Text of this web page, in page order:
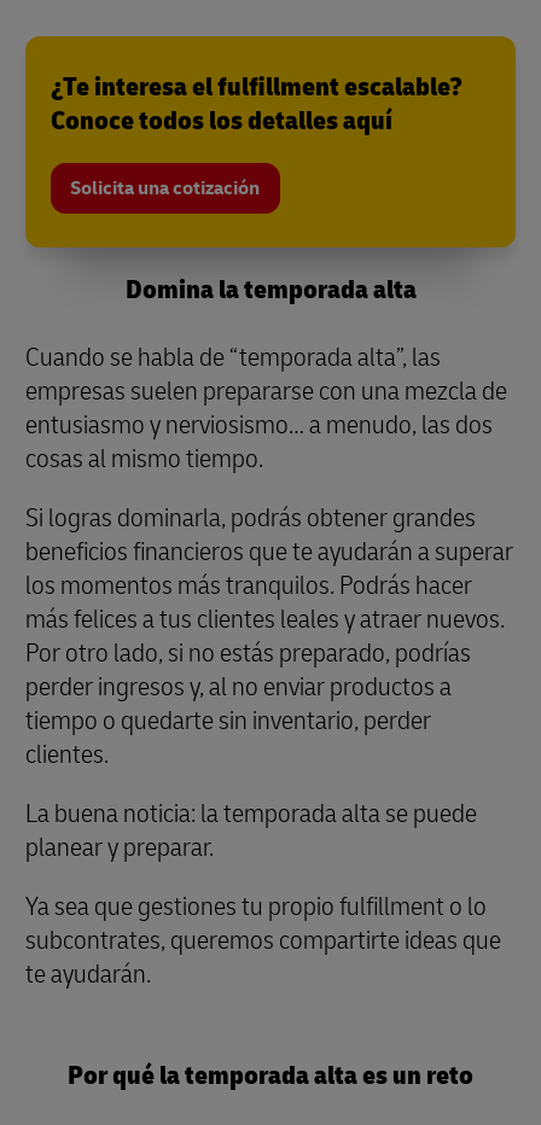
¿Te interesa el fulfillment escalable?
Conoce todos los detalles aquí
Solicita una cotización
Domina la temporada alta
Cuando se habla de “temporada alta”, las
empresas suelen prepararse con una mezcla de
entusiasmo y nerviosismo… a menudo, las dos
cosas al mismo tiempo.
Si logras dominarla, podrás obtener grandes
beneficios financieros que te ayudarán a superar
los momentos más tranquilos. Podrás hacer
más felices a tus clientes leales y atraer nuevos.
Por otro lado, si no estás preparado, podrías
perder ingresos y, al no enviar productos a
tiempo o quedarte sin inventario, perder
clientes.
La buena noticia: la temporada alta se puede
planear y preparar.
Ya sea que gestiones tu propio fulfillment o lo
subcontrates, queremos compartirte ideas que
te ayudarán.
Por qué la temporada alta es un reto